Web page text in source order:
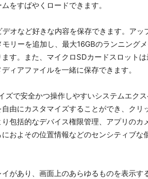
をすばやくロードできます。
オなど好きな内容を保存できます。アッ
リーを追加し、最大16GBのランニング
す。また、マイクロSDカードスロットは
ィアファイルを一緒に保存できます。
で安全かつ操作しやすいシステムエク
由にカスタマイズすることができ、クリ
包括的なデバイス権限管理、アプリのカ
およその位置情報などのセンシティブな
があり、画面上のあらゆるものを表示す